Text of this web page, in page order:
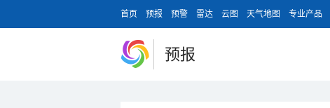
首页 预报 预警 雷达 云图 天气地图 专业产品
预报